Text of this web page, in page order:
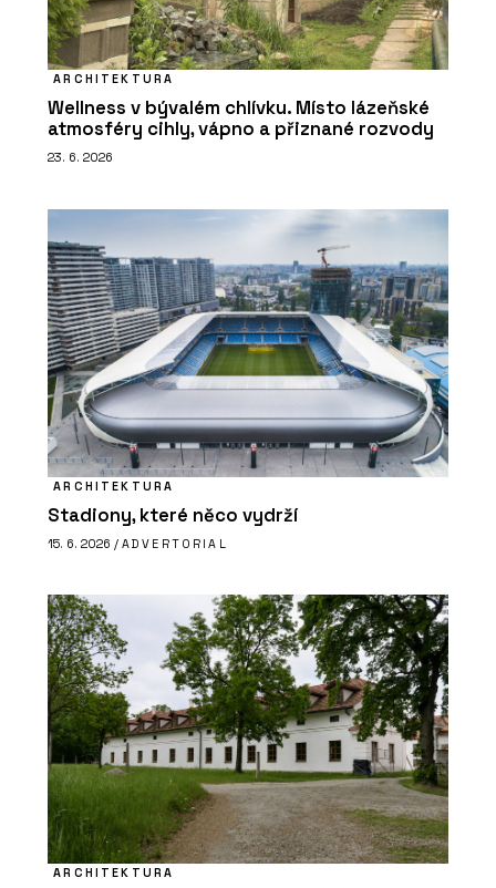
ARCHITEKTURA
Wellness v bývalém chlívku. Místo lázeňské
atmosféry cihly, vápno a přiznané rozvody
23. 6. 2026
ARCHITEKTURA
Stadiony, které něco vydrží
15. 6. 2026 / ADVERTORIAL
ARCHITEKTURA